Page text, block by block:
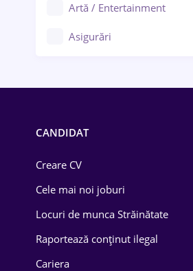
Artă / Entertainment
Asigurări
Drept
Educație / Training
Energetică
CANDIDAT
Creare CV
Cele mai noi joburi
Locuri de munca Străinătate
Raportează conținut ilegal
Cariera